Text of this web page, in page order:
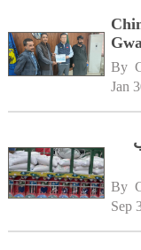
By
Jan
By
Sep